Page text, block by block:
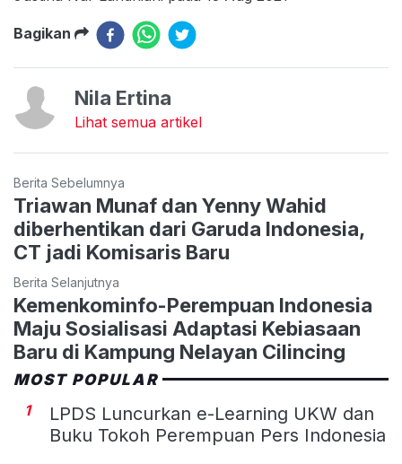
Bagikan
Nila Ertina
Lihat semua artikel
Berita Sebelumnya
Triawan Munaf dan Yenny Wahid
diberhentikan dari Garuda Indonesia,
CT jadi Komisaris Baru
Berita Selanjutnya
Kemenkominfo-Perempuan Indonesia
Maju Sosialisasi Adaptasi Kebiasaan
Baru di Kampung Nelayan Cilincing
MOST POPULAR
1
LPDS Luncurkan e-Learning UKW dan
Buku Tokoh Perempuan Pers Indonesia